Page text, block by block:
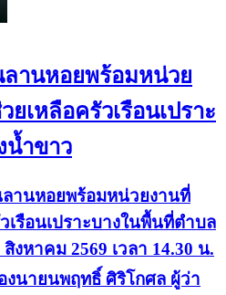
ลานหอยพร้อมหน่วย
เหลือครัวเรือนเปราะ
น้ำขาว
ลานหอยพร้อมหน่วยงานที่
เรือนเปราะบางในพื้นที่ตำบล
งหาคม 2569 เวลา 14.30 น.
นายนพฤทธิ์ ศิริโกศล ผู้ว่า